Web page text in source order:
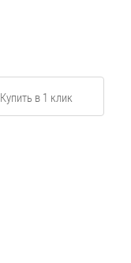
Купить в 1 клик